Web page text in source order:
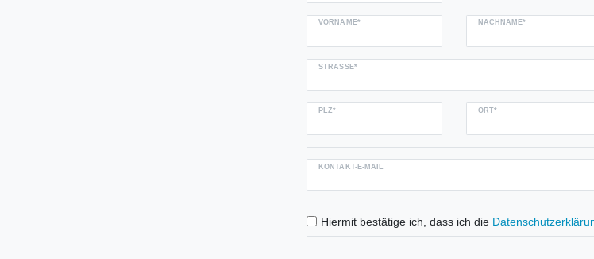
VORNAME* NACHNAME*
STRASSE*
PLZ* ORT*
KONTAKT-E-MAIL
Hiermit bestätige ich, dass ich die